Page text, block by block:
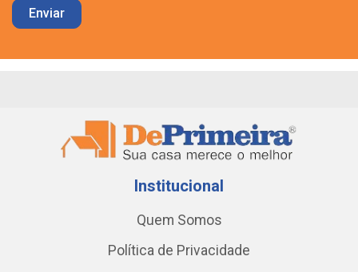
Institucional
Quem Somos
Política de Privacidade